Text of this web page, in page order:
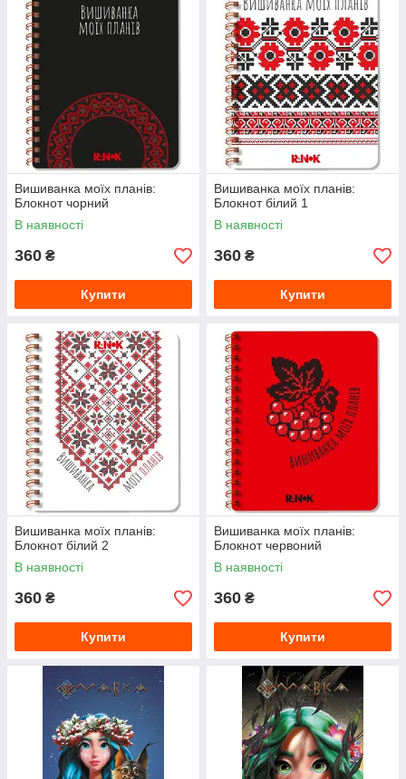
Вишиванка моїх планів:
Блокнот чорний
В наявності
360 ₴
Купити
Вишиванка моїх планів:
Блокнот білий 1
В наявності
360 ₴
Купити
Вишиванка моїх планів:
Блокнот білий 2
В наявності
360 ₴
Купити
Вишиванка моїх планів:
Блокнот червоний
В наявності
360 ₴
Купити